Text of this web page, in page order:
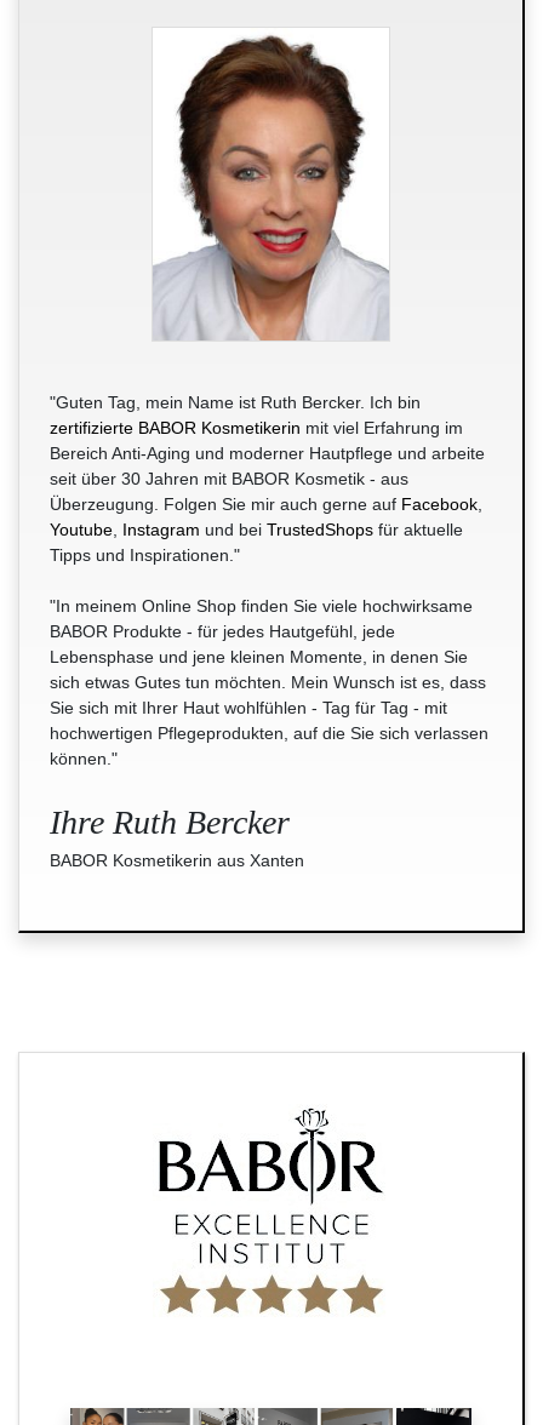
"Guten Tag, mein Name ist Ruth Bercker. Ich bin
zertifizierte BABOR Kosmetikerin mit viel Erfahrung im
Bereich Anti-Aging und moderner Hautpflege und arbeite
seit über 30 Jahren mit BABOR Kosmetik - aus
Überzeugung. Folgen Sie mir auch gerne auf Facebook
Youtube Instagram und bei TrustedShops für aktuelle
Tipps und Inspirationen."
"In meinem Online Shop finden Sie viele hochwirksame
BABOR Produkte - für jedes Hautgefühl, jede
Lebensphase und jene kleinen Momente, in denen Sie
sich etwas Gutes tun möchten. Mein Wunsch ist es, dass
Sie sich mit Ihrer Haut wohlfühlen - Tag für Tag - mit
hochwertigen Pflegeprodukten, auf die Sie sich verlassen
können."
Ihre Ruth Bercker
BABOR Kosmetikerin aus Xanten